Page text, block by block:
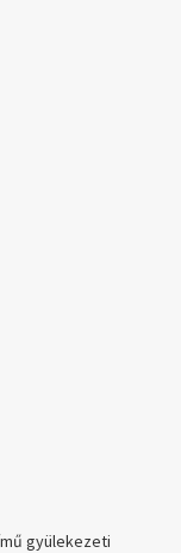
gyülekezeti